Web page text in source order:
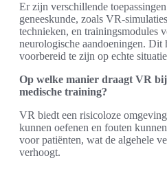
Er zijn verschillende
geneeskunde, zoals VR-
technieken, en trainingsmodules
neurologische aandoeningen. Dit
voorbereid te zijn op echte
Op welke manier draagt VR
medische training?
VR biedt een risicoloze
kunnen oefenen en fouten
voor patiënten, wat de algehele
verhoogt.